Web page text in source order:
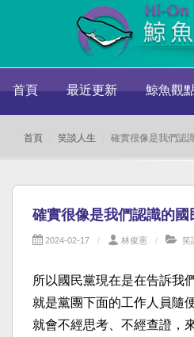
首頁 最近更新 鯨魚觀
首頁 笑談人生 確實很像是我們認
確實很像是我們認識的國
2024-02-17 林俊憲 笑
所以國民黨現在是在告訴我
就是黨團下面的工作人員隨
就會不經思考、不經查證，